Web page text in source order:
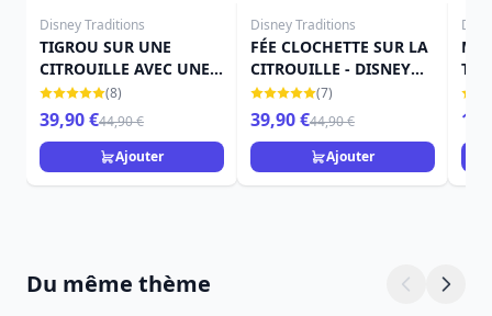
Disney Traditions
TIGROU SUR UNE
CITROUILLE AVEC UNE
CHAUVE-SOURIS -
DISNEY TRADITIONS
(8)
39,90 €44,90 €
Ajouter
Disney Traditions
FÉE CLOCHETTE SUR LA
CITROUILLE - DISNEY
TRADITIONS
(7)
39,90 €44,90 €
Ajouter
Du même thème